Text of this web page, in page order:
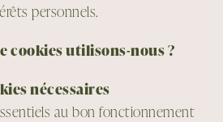
personnels.
cookies utilisons-nous ?
nécessaires
au bon fonctionnement